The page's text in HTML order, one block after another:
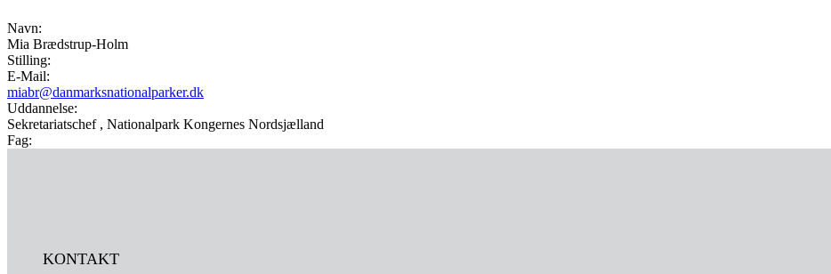
Navn:
Mia Brædstrup-Holm
Stilling:
E-Mail:
miabr@danmarksnationalparker.dk
Uddannelse:
Sekretariatschef , Nationalpark Kongernes Nordsjælland
Fag:
KONTAKT